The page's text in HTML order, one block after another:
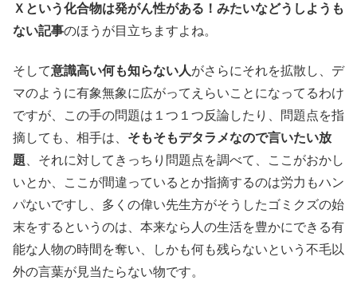
Ｘという化合物は発がん性がある！みたいなどうしようも
ない記事のほうが目立ちますよね。
そして意識高い何も知らない人がさらにそれを拡散し、デ
マのように有象無象に広がってえらいことになってるわけ
ですが、この手の問題は１つ１つ反論したり、問題点を指
摘しても、相手は、 そもそもデタラメなので言いたい放
題 、それに対してきっちり問題点を調べて、ここがおかし
いとか、ここが間違っているとか指摘するのは労力もハン
パないですし、多くの偉い先生方がそうしたゴミクズの始
末をするというのは、本来なら人の生活を豊かにできる有
能な人物の時間を奪い、しかも何も残らないという不毛以
外の言葉が見当たらない物です。